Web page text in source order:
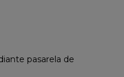
pasarela de